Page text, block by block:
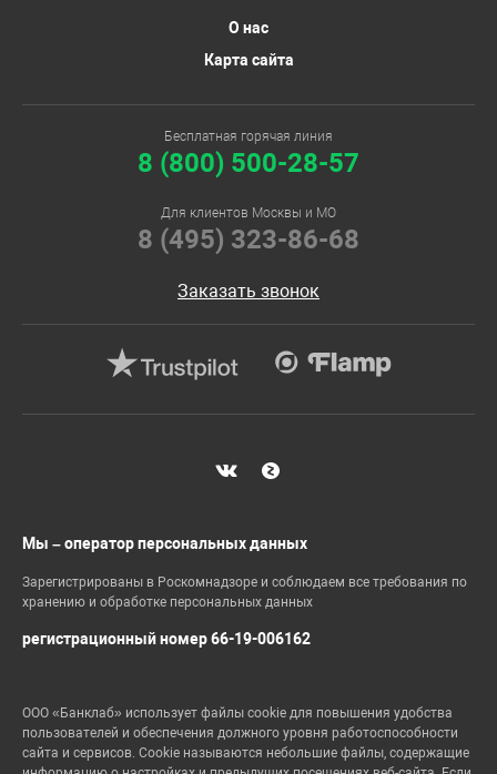
О нас
Карта сайта
Бесплатная горячая линия
8 (800) 500-28-57
Для клиентов Москвы и МО
8 (495) 323-86-68
Заказать звонок
Мы – оператор персональных данных
Зарегистрированы в Роскомнадзоре и соблюдаем все требования по
хранению и обработке персональных данных
регистрационный номер 66-19-006162
ООО «Банклаб» использует файлы cookie для повышения удобства
пользователей и обеспечения должного уровня работоспособности
сайта и сервисов. Cookie называются небольшие файлы, содержащие